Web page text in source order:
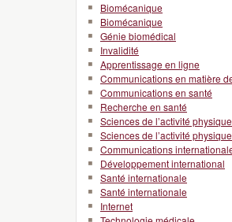
Biomécanique
Biomécanique
Génie biomédical
Invalidité
Apprentissage en ligne
Communications en matière
Communications en santé
Recherche en santé
Sciences de l’activité physique
Sciences de l’activité physique
Communications
Développement international
Santé internationale
Santé internationale
Internet